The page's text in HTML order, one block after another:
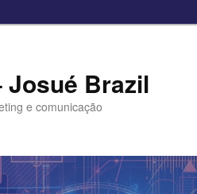
Josué Brazil
e comunicação